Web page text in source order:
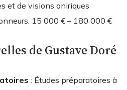
et de visions oniriques
15 000 € – 180 000 €
de Gustave Doré
: Études préparatoires à